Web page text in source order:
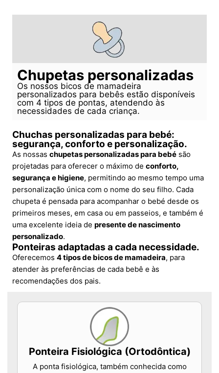
Chupetas personalizadas
Os nossos bicos de mamadeira
personalizados para bebês estão disponíveis
com 4 tipos de pontas, atendendo às
necessidades de cada criança.
Chuchas personalizadas para bebé:
segurança, conforto e personalização.
As nossas chupetas personalizadas para bebé são
projetadas para oferecer o máximo de conforto,
segurança e higiene, permitindo ao mesmo tempo uma
personalização única com o nome do seu filho. Cada
chupeta é pensada para acompanhar o bebé desde os
primeiros meses, em casa ou em passeios, e também é
uma excelente ideia de presente de nascimento
personalizado.
Ponteiras adaptadas a cada necessidade.
Oferecemos 4 tipos de bicos de mamadeira, para
atender às preferências de cada bebê e às
recomendações dos pais.
Ponteira Fisiológica (Ortodôntica)
A ponta fisiológica, também conhecida como